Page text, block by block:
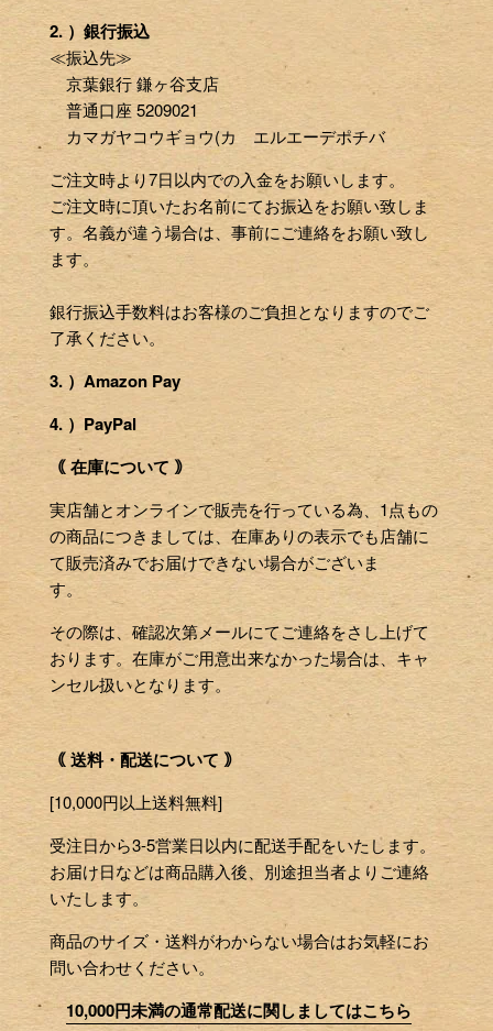
2. ）銀行振込
≪振込先≫
京葉銀行 鎌ヶ谷支店
普通口座 5209021
カマガヤコウギョウ(カ エルエーデポチバ
ご注文時より7日以内での入金をお願いします。
ご注文時に頂いたお名前にてお振込をお願い致しま
す。名義が違う場合は、事前にご連絡をお願い致し
ます。
銀行振込手数料はお客様のご負担となりますのでご
了承ください。
3. ）Amazon Pay
4. ）PayPal
｟ 在庫について ｠
実店舗とオンラインで販売を行っている為、1点もの
の商品につきましては、在庫ありの表示でも店舗に
て販売済みでお届けできない場合がございま
す。
その際は、確認次第メールにてご連絡をさし上げて
おります。在庫がご用意出来なかった場合は、キャ
ンセル扱いとなります。
｟ 送料・配送について ｠
[10,000円以上送料無料]
受注日から3-5営業日以内に配送手配をいたします。
お届け日などは商品購入後、別途担当者よりご連絡
いたします。
商品のサイズ・送料がわからない場合はお気軽にお
問い合わせください。
10,000円未満の通常配送に関しましてはこちら